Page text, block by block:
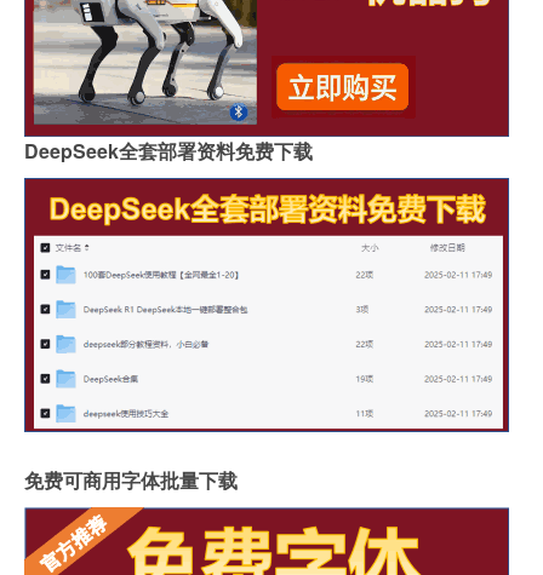
DeepSeek全套部署资料免费下载
免费可商用字体批量下载